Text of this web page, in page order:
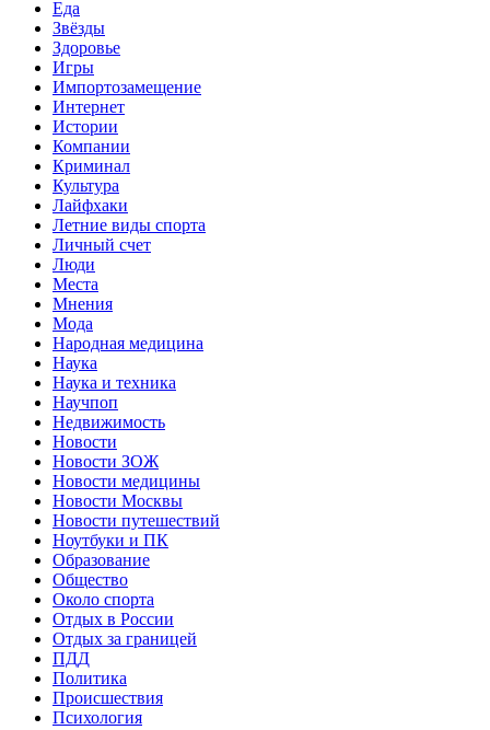
Еда
Звёзды
Здоровье
Игры
Импортозамещение
Интернет
Истории
Компании
Криминал
Культура
Лайфхаки
Летние виды спорта
Личный счет
Люди
Места
Мнения
Мода
Народная медицина
Наука
Наука и техника
Научпоп
Недвижимость
Новости
Новости ЗОЖ
Новости медицины
Новости Москвы
Новости путешествий
Ноутбуки и ПК
Образование
Общество
Около спорта
Отдых в России
Отдых за границей
ПДД
Политика
Происшествия
Психология